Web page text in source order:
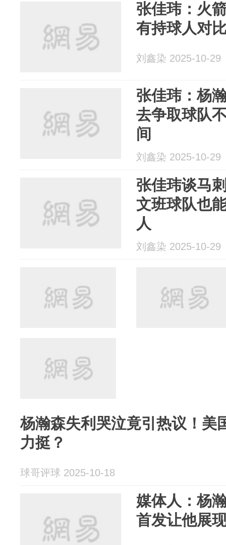
张佳玮：火
有持球人对
刘鑫染 2025-10-29
张佳玮：杨
去争取球队
间
刘鑫染 2025-10-29
张佳玮谈马
文班球队也
人
刘鑫染 2025-10-29
杨瀚森失利哭泣竟引热议！美
力挺？
球哥评球 2025-10-18
媒体人：杨
首发让他展